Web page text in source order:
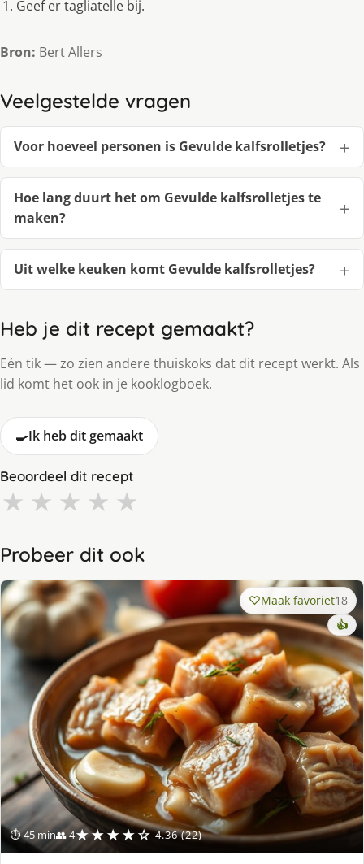
Geef er tagliatelle bij.
Bron: Bert Allers
Veelgestelde vragen
Voor hoeveel personen is Gevulde kalfsrolletjes?
Hoe lang duurt het om Gevulde kalfsrolletjes te
maken?
Uit welke keuken komt Gevulde kalfsrolletjes?
Heb je dit recept gemaakt?
Eén tik — zo zien andere thuiskoks dat dit recept werkt. Als
lid komt het ook in je kooklogboek.
🍳Ik heb dit gemaakt
Beoordeel dit recept
★ ★ ★ ★ ★
Probeer dit ook
⏱ 45 min👥 4★★★★☆ 4.36 (22)
Maak favoriet18
👍